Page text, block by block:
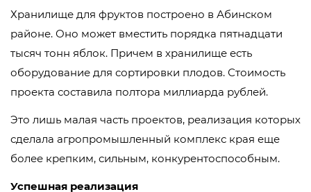
Хранилище для фруктов построено в Абинском
районе. Оно может вместить порядка пятнадцати
тысяч тонн яблок. Причем в хранилище есть
оборудование для сортировки плодов. Стоимость
проекта составила полтора миллиарда рублей.
Это лишь малая часть проектов, реализация которых
сделала агропромышленный комплекс края еще
более крепким, сильным, конкурентоспособным.
Успешная реализация